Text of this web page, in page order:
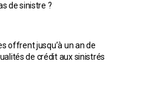
de sinistre ?
offrent jusqu’à un an de
de crédit aux sinistrés